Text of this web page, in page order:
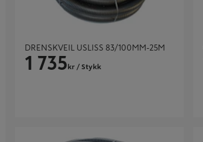
DRENSKVEIL USLISS 83/100MM-25M
1 735 kr / Stykk